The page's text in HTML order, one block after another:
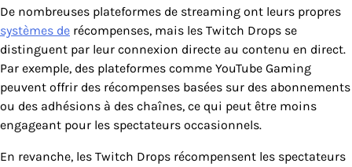
De nombreuses plateformes de streaming ont leurs propres
systèmes de récompenses, mais les Twitch Drops se
distinguent par leur connexion directe au contenu en direct.
Par exemple, des plateformes comme YouTube Gaming
peuvent offrir des récompenses basées sur des abonnements
ou des adhésions à des chaînes, ce qui peut être moins
engageant pour les spectateurs occasionnels.
En revanche, les Twitch Drops récompensent les spectateurs